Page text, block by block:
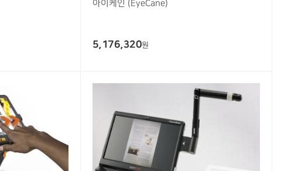
아이케인 (EyeCane)
5,176,320원